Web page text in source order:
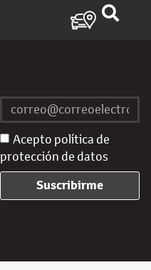
Acepto política de
protección de datos
Suscribirme